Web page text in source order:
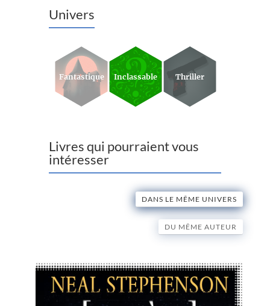
Univers
Fantastique Inclassable Thriller
Livres qui pourraient vous
intéresser
DANS LE MÊME UNIVERS
DU MÊME AUTEUR